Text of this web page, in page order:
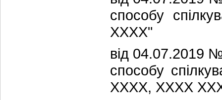
способу
ХХХХ"
від 04.07.2019
способу
ХХХХ, ХХХХ